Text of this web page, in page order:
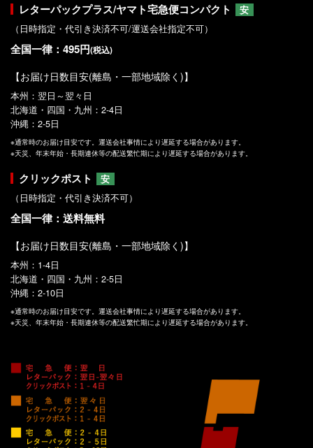
レターパックプラス/ヤマト宅急便コンパクト
安
（日時指定・代引き決済不可/運送会社指定不可）
全国一律：495円(税込)
【お届け日数目安(離島・一部地域除く)】
本州：翌日～翌々日
北海道・四国・九州：2-4日
沖縄：2-5日
※通常時のお届け目安です。運送会社事情により遅延する場合があります。
※天災、年末年始・長期連休等の配送繁忙期により遅延する場合があります。
クリックポスト
安
（日時指定・代引き決済不可）
全国一律：送料無料
【お届け日数目安(離島・一部地域除く)】
本州：1-4日
北海道・四国・九州：2-5日
沖縄：2-10日
※通常時のお届け目安です。運送会社事情により遅延する場合があります。
※天災、年末年始・長期連休等の配送繁忙期により遅延する場合があります。